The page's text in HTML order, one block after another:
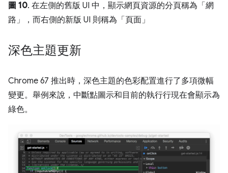
圖 10. 在左側的舊版 UI 中，顯示網頁資源的分頁稱為「網
路」
，而右側的新版 UI 則稱為「頁面」
深色主題更新
Chrome 67 推出時，深色主題的色彩配置進行了多項微幅
變更。舉例來說，中斷點圖示和目前的執行行現在會顯示為
綠色。